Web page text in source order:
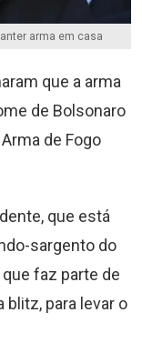
arma em casa
que a arma
de Bolsonaro
de Fogo
que está
sargento do
faz parte de
blitz, para levar o